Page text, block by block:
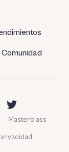
Comunidad
Masterclass